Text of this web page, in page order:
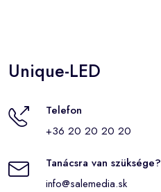
Unique-LED
Telefon
+36 20 20 20 20
Tanácsra van szüksége?
info@salemedia.sk